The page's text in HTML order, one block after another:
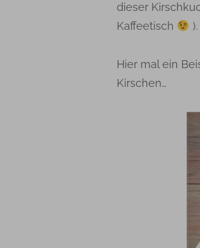
dieser
Kaffeetisch
).
Hier mal ein
Kirschen…